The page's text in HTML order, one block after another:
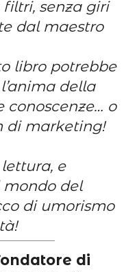
senza giri
dal maestro
libro potrebbe
della
conoscenze… o
di marketing!
e
mondo del
di umorismo
di